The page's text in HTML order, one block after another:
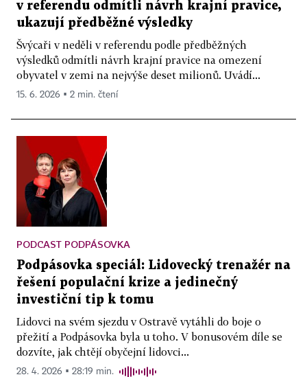
v referendu odmítli návrh krajní pravice,
ukazují předběžné výsledky
Švýcaři v neděli v referendu podle předběžných
výsledků odmítli návrh krajní pravice na omezení
obyvatel v zemi na nejvýše deset milionů. Uvádí...
15. 6. 2026 ▪ 2 min. čtení
PODCAST PODPÁSOVKA
Podpásovka speciál: Lidovecký trenažér na
řešení populační krize a jedinečný
investiční tip k tomu
Lidovci na svém sjezdu v Ostravě vytáhli do boje o
přežití a Podpásovka byla u toho. V bonusovém díle se
dozvíte, jak chtějí obyčejní lidovci...
28. 4. 2026 ▪ 28:19 min.